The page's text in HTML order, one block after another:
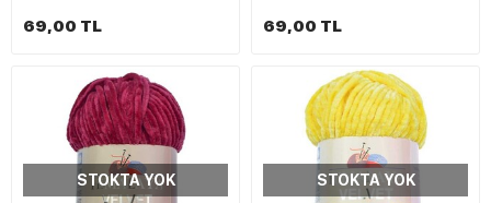
69,00 TL 69,00 TL
STOKTA YOK STOKTA YOK